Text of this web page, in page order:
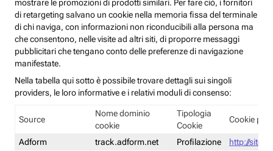
mostrare le promozioni di prodotti similari. Per fare ciò, i fornitori
di retargeting salvano un cookie nella memoria fissa del terminale
di chi naviga, con informazioni non riconducibili alla persona ma
che consentono, nelle visite ad altri siti, di proporre messaggi
pubblicitari che tengano conto delle preferenze di navigazione
manifestate.
Nella tabella qui sotto è possibile trovare dettagli sui singoli
providers, le loro informative e i relativi moduli di consenso:
Source
Nome dominio
cookie
Tipologia
Cookie
Cookie
Adform track.adform.net Profilazione http://